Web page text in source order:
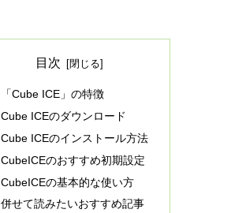
目次
「Cube ICE」の特徴
Cube ICEのダウンロード
Cube ICEのインストール方法
CubeICEのおすすめ初期設定
CubeICEの基本的な使い方
併せて読みたいおすすめ記事